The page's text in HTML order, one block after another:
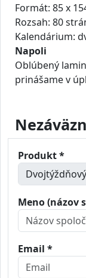
Formát: 85 x
Rozsah: 80
Kalendárium:
Napoli
Oblúbený
prinášame v
Produkt *
Meno (názov
Email *